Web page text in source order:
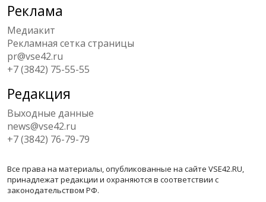
Реклама
Медиакит
Рекламная сетка страницы
pr@vse42.ru
+7 (3842) 75-55-55
Редакция
Выходные данные
news@vse42.ru
+7 (3842) 76-79-79
Все права на материалы, опубликованные на сайте VSE42.RU,
принадлежат редакции и охраняются в соответствии с
законодательством РФ.